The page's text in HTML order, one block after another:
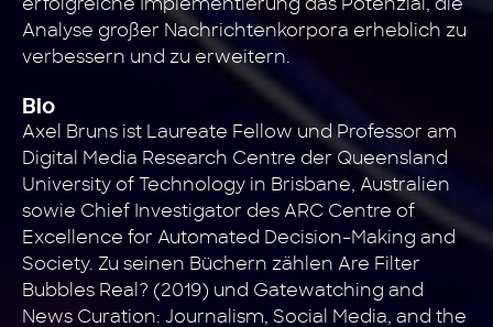
erfolgreiche Implementierung das Potenzial, die
Analyse großer Nachrichtenkorpora erheblich zu
verbessern und zu erweitern.
Bio
Axel Bruns ist Laureate Fellow und Professor am
Digital Media Research Centre der Queensland
University of Technology in Brisbane, Australien
sowie Chief Investigator des ARC Centre of
Excellence for Automated Decision-Making and
Society. Zu seinen Büchern zählen Are Filter
Bubbles Real? (2019) und Gatewatching and
News Curation: Journalism, Social Media, and the